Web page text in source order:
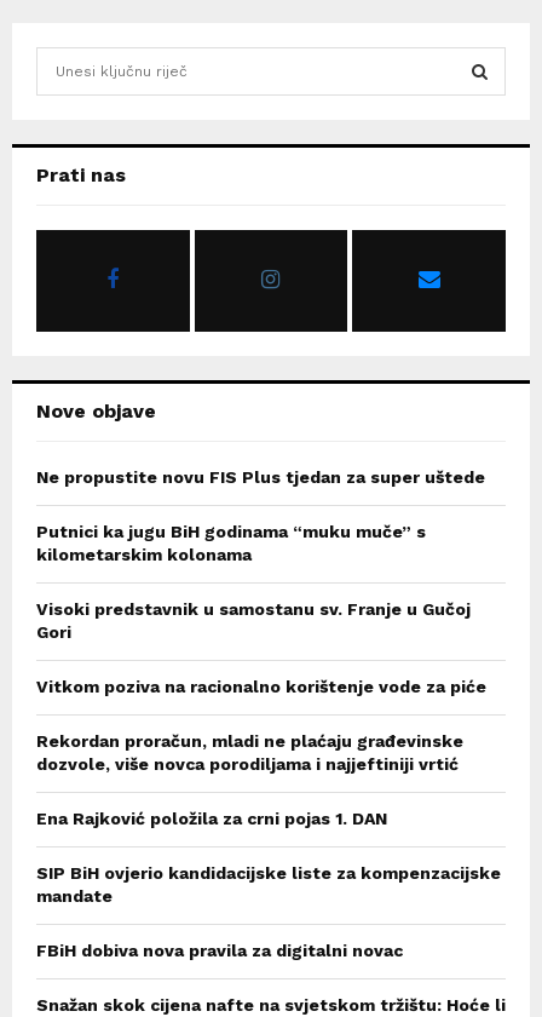
hPrati nas
Nove objave
Ne propustite novu FIS Plus tjedan za super uštede
Putnici ka jugu BiH godinama “muku muče” s
kilometarskim kolonama
Visoki predstavnik u samostanu sv. Franje u Gučoj
Gori
Vitkom poziva na racionalno korištenje vode za piće
Rekordan proračun, mladi ne plaćaju građevinske
dozvole, više novca porodiljama i najjeftiniji vrtić
Ena Rajković položila za crni pojas 1. DAN
SIP BiH ovjerio kandidacijske liste za kompenzacijske
mandate
FBiH dobiva nova pravila za digitalni novac
Snažan skok cijena nafte na svjetskom tržištu: Hoće li